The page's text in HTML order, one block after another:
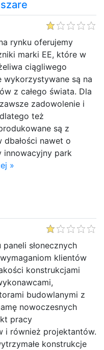
rynku oferujemy
marki EE, które w
ciągliwego
wykorzystywane są na
z całego świata. Dla
zadowolenie i
też
są z
dbałości nawet o
innowacyjny park
»
słonecznych
klientów
konstrukcjami
budowlanymi z
nowoczesnych
pracy
i również projektantów.
konstrukcje